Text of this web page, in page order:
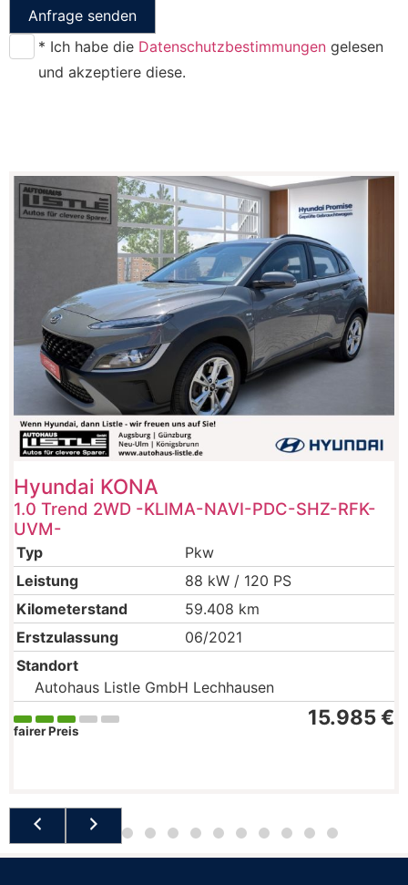
Anfrage senden
* Ich habe die Datenschutzbestimmungen gelesen
und akzeptiere diese.
Hyundai KONA
1.0 Trend 2WD -KLIMA-NAVI-PDC-SHZ-RFK-
UVM-
Typ
Pkw
Leistung
88 kW / 120 PS
Kilometerstand
59.408 km
Erstzulassung
06/2021
Standort
Autohaus Listle GmbH Lechhausen
15.985 €
fairer Preis